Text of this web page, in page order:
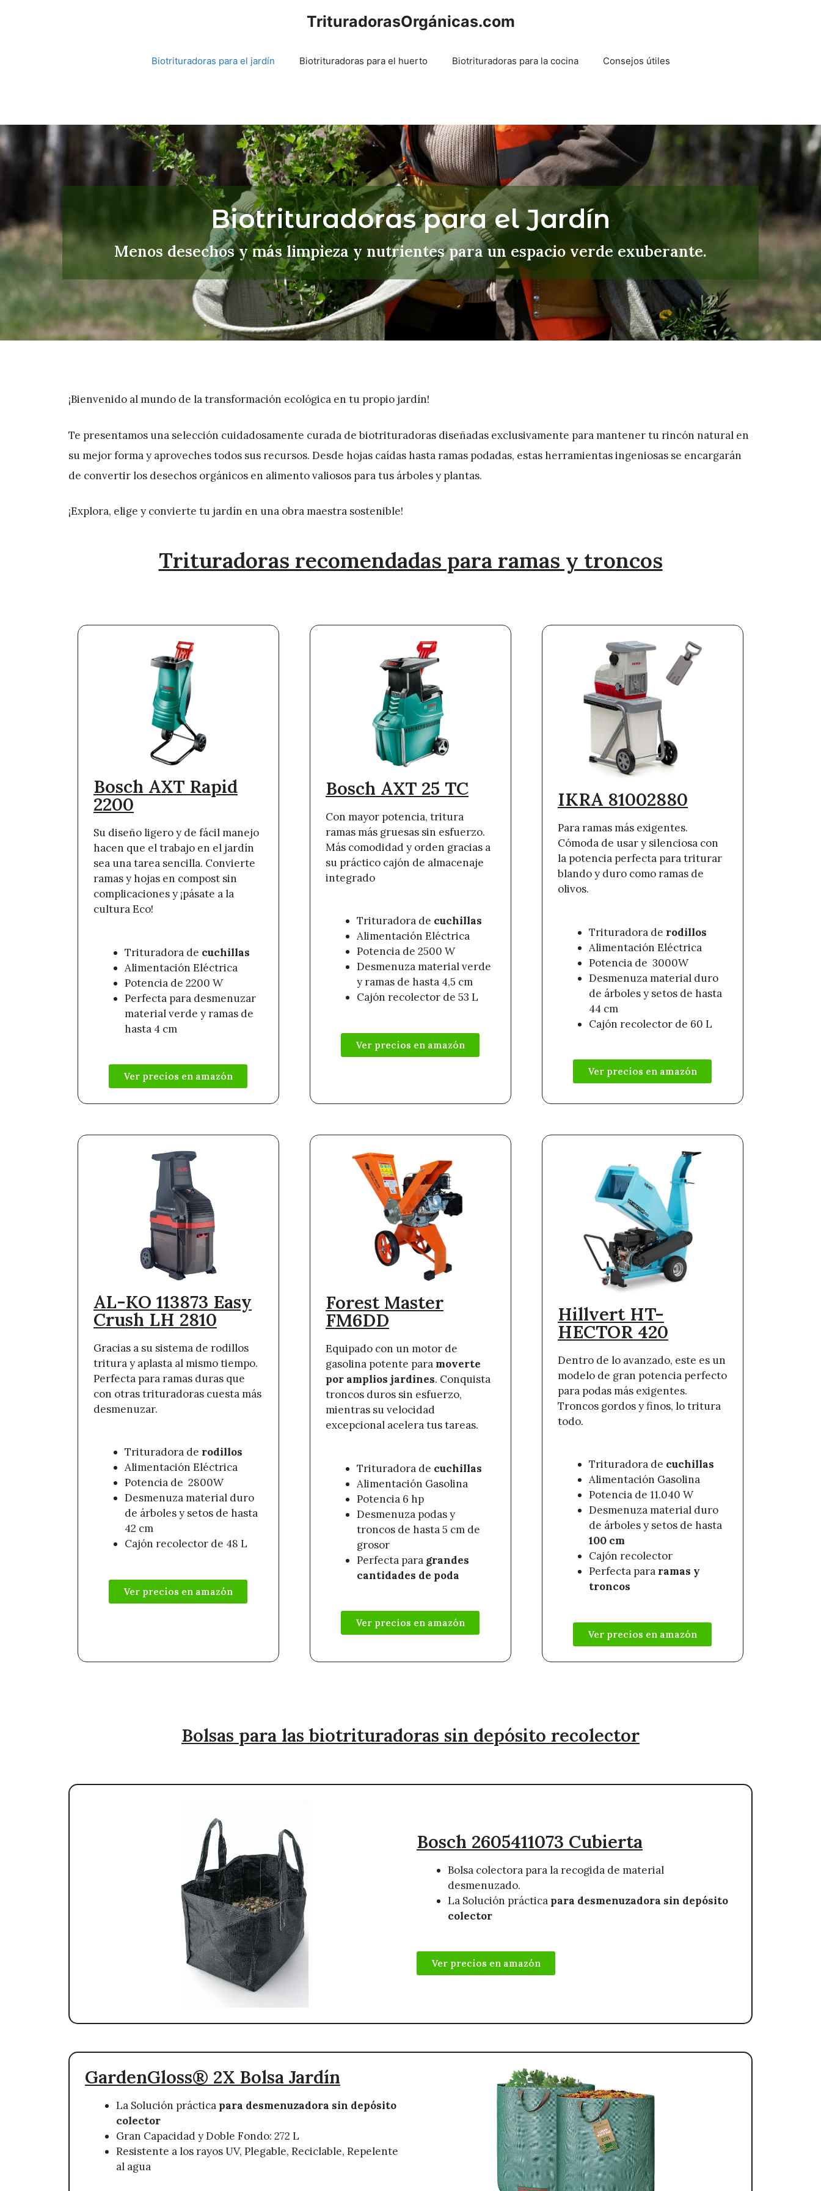
TrituradorasOrgánicas.com
Biotrituradoras para el jardín Biotrituradoras para el huerto Biotrituradoras para la cocina Consejos útiles
Biotrituradoras para el Jardín
Menos desechos y más limpieza y nutrientes para un espacio verde exuberante.
¡Bienvenido al mundo de la transformación ecológica en tu propio jardín!
Te presentamos una selección cuidadosamente curada de biotrituradoras diseñadas exclusivamente para mantener tu rincón natural en
su mejor forma y aproveches todos sus recursos. Desde hojas caídas hasta ramas podadas, estas herramientas ingeniosas se encargarán
de convertir los desechos orgánicos en alimento valiosos para tus árboles y plantas.
¡Explora, elige y convierte tu jardín en una obra maestra sostenible!
Trituradoras recomendadas para ramas y troncos
Bosch AXT Rapid
2200
Su diseño ligero y de fácil manejo
hacen que el trabajo en el jardín
sea una tarea sencilla. Convierte
ramas y hojas en compost sin
complicaciones y ¡pásate a la
cultura Eco!
Trituradora de cuchillas
Alimentación Eléctrica
Potencia de 2200 W
Perfecta para desmenuzar
material verde y ramas de
hasta 4 cm
Ver precios en amazón
Bosch AXT 25 TC
Con mayor potencia, tritura
ramas más gruesas sin esfuerzo.
Más comodidad y orden gracias a
su práctico cajón de almacenaje
integrado
Trituradora de cuchillas
Alimentación Eléctrica
Potencia de 2500 W
Desmenuza material verde
y ramas de hasta 4,5 cm
Cajón recolector de 53 L
Ver precios en amazón
IKRA 81002880
Para ramas más exigentes.
Cómoda de usar y silenciosa con
la potencia perfecta para triturar
blando y duro como ramas de
olivos.
Trituradora de rodillos
Alimentación Eléctrica
Potencia de 3000W
Desmenuza material duro
de árboles y setos de hasta
44 cm
Cajón recolector de 60 L
Ver precios en amazón
AL-KO 113873 Easy
Crush LH 2810
Gracias a su sistema de rodillos
tritura y aplasta al mismo tiempo.
Perfecta para ramas duras que
con otras trituradoras cuesta más
desmenuzar.
Trituradora de rodillos
Alimentación Eléctrica
Potencia de 2800W
Desmenuza material duro
de árboles y setos de hasta
42 cm
Cajón recolector de 48 L
Ver precios en amazón
Forest Master
FM6DD
Equipado con un motor de
gasolina potente para moverte
por amplios jardines. Conquista
troncos duros sin esfuerzo,
mientras su velocidad
excepcional acelera tus tareas.
Trituradora de cuchillas
Alimentación Gasolina
Potencia 6 hp
Desmenuza podas y
troncos de hasta 5 cm de
grosor
Perfecta para grandes
cantidades de poda
Ver precios en amazón
Hillvert HT-
HECTOR 420
Dentro de lo avanzado, este es un
modelo de gran potencia perfecto
para podas más exigentes.
Troncos gordos y finos, lo tritura
todo.
Trituradora de cuchillas
Alimentación Gasolina
Potencia de 11.040 W
Desmenuza material duro
de árboles y setos de hasta
100 cm
Cajón recolector
Perfecta para ramas y
troncos
Ver precios en amazón
Bolsas para las biotrituradoras sin depósito recolector
Bosch 2605411073 Cubierta
Bolsa colectora para la recogida de material
desmenuzado.
La Solución práctica para desmenuzadora sin depósito
colector
Ver precios en amazón
GardenGloss® 2X Bolsa Jardín
La Solución práctica para desmenuzadora sin depósito
colector
Gran Capacidad y Doble Fondo: 272 L
Resistente a los rayos UV, Plegable, Reciclable, Repelente
al agua